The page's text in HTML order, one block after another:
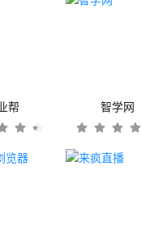
帮 智学网